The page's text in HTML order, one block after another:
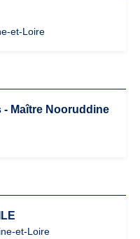
et-Loire
- Maître Nooruddine
et-Loire